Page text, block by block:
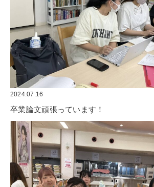
2024.07.16
卒業論文頑張っています！